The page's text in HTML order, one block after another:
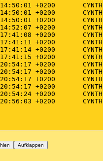
Cynthia	MESSAGE	Stopping IP protection
80.82.70.249 (Type: outgoing, Port: 50929, Process: avastsvc.exe)
80.82.70.249 (Type: outgoing, Port: 50930, Process: avastsvc.exe)
Cynthia	MESSAGE	IP Protection stopped
Cynthia	MESSAGE	Starting protection
Cynthia	MESSAGE	Protection started successfully
Cynthia	MESSAGE	Starting IP protection
MESSAGE	IP Protection started successfully
80.82.70.249 (Type: outgoing, Port: 57088, Process: avastsvc.exe)
80.82.70.249 (Type: outgoing, Port: 57089, Process: avastsvc.exe)
80.82.70.249 (Type: outgoing, Port: 57098, Process: avastsvc.exe)
80.82.70.249 (Type: outgoing, Port: 57099, Process: avastsvc.exe)
Cynthia	MESSAGE	Stopping IP protection
Cynthia	MESSAGE	IP Protection stopped
Aufklappen